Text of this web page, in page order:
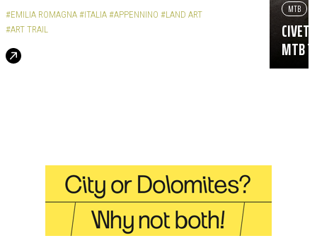
#EMILIA ROMAGNA #ITALIA #APPENNINO #LAND ART
#ART TRAIL
MTB
MTB